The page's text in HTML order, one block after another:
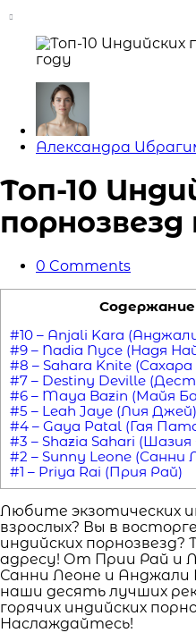
Posted
Александра
Топ-10
порнозвезд
0 Comments
Содержание
#10 – Anjali Kara
#9 – Nadia Nyce (Надя
#8 – Sahara Knite
#7 – Destiny Deville
#6 – Maya Bazin (Майя
#5 – Leah Jaye (Лия Джей)
#4 – Gaya Patal (Гая
#3 – Shazia Sahari (Шазия
#2 – Sunny Leone (Санни
#1 – Priya Rai (Прия Рай)
Любите экзотических
взрослых? Вы в
индийских порнозвезд?
адресу! От Прии Рай и
Санни Леоне и Анджали
наши десять лучших
горячих индийских
Наслаждайтесь!